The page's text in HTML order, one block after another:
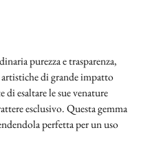
purezza e trasparenza,
di grande impatto
esaltare le sue venature
esclusivo. Questa gemma
perfetta per un uso